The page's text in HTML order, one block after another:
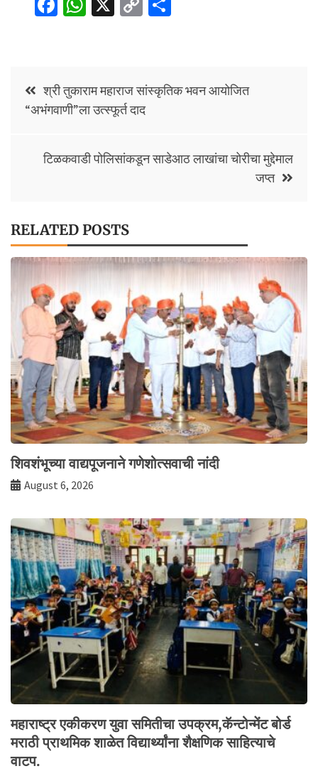
o
k
p
p
Li
n
Post
navigation
श्री तुकाराम महाराज सांस्कृतिक भवन आयोजित
“अभंगवाणी”ला उत्स्फूर्त दाद
टिळकवाडी पोलिसांकडून साडेआठ लाखांचा चोरीचा मुद्देमाल
जप्त
RELATED POSTS
शिवशंभूच्या वाद्यपूजनाने गणेशोत्सवाची नांदी
August 6, 2026
महाराष्ट्र एकीकरण युवा समितीचा उपक्रम,कॅन्टोन्मेंट बोर्ड
मराठी प्राथमिक शाळेत विद्यार्थ्यांना शैक्षणिक साहित्याचे
वाटप.